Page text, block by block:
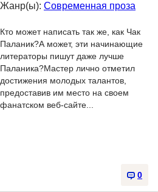
Жанр(ы): Современная проза
Кто может написать так же, как Чак
Паланик?А может, эти начинающие
литераторы пишут даже лучше
Паланика?Мастер лично отметил
достижения молодых талантов,
предоставив им место на своем
фанатском веб-сайте...
0